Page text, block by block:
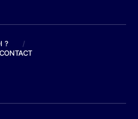
?
/
CONTACT